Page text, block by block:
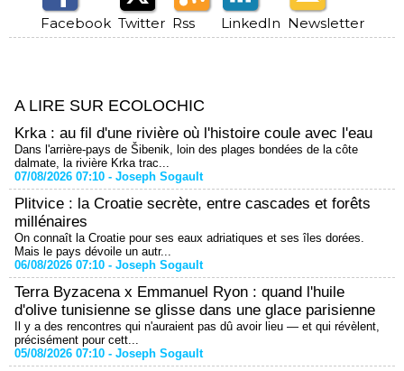
Facebook Twitter Rss LinkedIn Newsletter
A LIRE SUR ECOLOCHIC
Krka : au fil d'une rivière où l'histoire coule avec l'eau
Dans l'arrière-pays de Šibenik, loin des plages bondées de la côte
dalmate, la rivière Krka trac...
07/08/2026 07:10 - Joseph Sogault
Plitvice : la Croatie secrète, entre cascades et forêts
millénaires
On connaît la Croatie pour ses eaux adriatiques et ses îles dorées.
Mais le pays dévoile un autr...
06/08/2026 07:10 - Joseph Sogault
Terra Byzacena x Emmanuel Ryon : quand l'huile
d'olive tunisienne se glisse dans une glace parisienne
Il y a des rencontres qui n'auraient pas dû avoir lieu — et qui révèlent,
précisément pour cett...
05/08/2026 07:10 - Joseph Sogault